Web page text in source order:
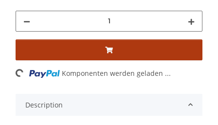
Komponenten werden geladen ...
Description